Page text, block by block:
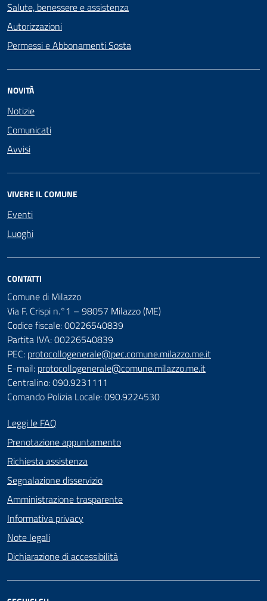
Salute, benessere e assistenza
Autorizzazioni
Permessi e Abbonamenti Sosta
NOVITÀ
Notizie
Comunicati
Avvisi
VIVERE IL COMUNE
Eventi
Luoghi
CONTATTI
Comune di Milazzo
Via F. Crispi n.°1 – 98057 Milazzo (ME)
Codice fiscale: 00226540839
Partita IVA: 00226540839
PEC: protocollogenerale@pec.comune.milazzo.me.it
E-mail: protocollogenerale@comune.milazzo.me.it
Centralino: 090.9231111
Comando Polizia Locale: 090.9224530
Leggi le FAQ
Prenotazione appuntamento
Richiesta assistenza
Segnalazione disservizio
Amministrazione trasparente
Informativa privacy
Note legali
Dichiarazione di accessibilità